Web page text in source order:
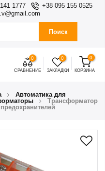
1777
+38 095 155 0525
Поиск
0
СРАВНЕНИЕ
0
ЗАКЛАДКИ
0
КОРЗИНА
Автоматика для
Трансформатор